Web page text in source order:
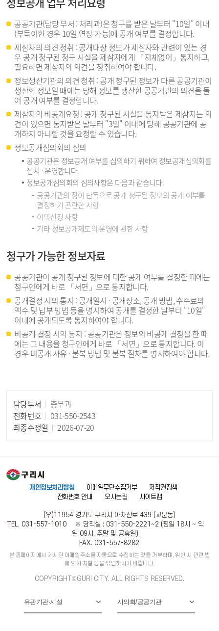
공공기관(담당 부서 : 처리과)은 청구를 받은 날부터 "10일" 이내
(부득이한 경우 10일 연장 가능)에 공개 여부를 결정합니다.
제삼자의 의견 청취 : 공개대상 정보가 제삼자와 관련이 있는 경
우 공개 청구된 청구 사실을 제삼자에게 「지체없이」통지하고,
필요하면 제삼자의 의견을 청취하여야 합니다.
정보생산기관의 의견 청취 : 공개 청구된 정보가 다른 공공기관이
생산한 정보일 때에는 당해 정보를 생산한 공공기관의 의견을 들
어 공개 여부를 결정합니다.
제삼자의 비공개요청 : 공개 청구된 사실을 통지받은 제삼자는 의
견이 있으면 통지받은 날부터 "3일" 이내에 당해 공공기관에 공
개하지 아니할 것을 요청할 수 있습니다.
정보공개심의회의 심의
공공기관은 정보공개 여부를 심의하기 위하여 정보공개심의회를
설치 · 운영합니다.
정보공개심의회의 심의사항은 다음과 같습니다.
공공기관의 장이 단독으로 공개 청구된 정보의 공개 여부를
결정하기 곤란한 사항
이의신청 사항
기타 정보공개제도의 운영에 관한 사항
청구가 가능한 정보자료
공공기관이 공개 청구된 정보에 대한 공개 여부를 결정한 때에는
청구인에게 바로 「서면」으로 통지합니다.
공개결정 시의 통지 : 공개일시 · 공개장소, 공개 방법, 수수료의
액수 및 납부 방법 등을 명시하여 공개를 결정한 날부터 "10일"
이내에 공개되도록 통지하여야 합니다.
비공개 결정 시의 통지 : 공공기관은 정보의 비공개 결정을 한 때
에는 그 내용을 청구인에게 바로 「서면」으로 통지합니다. 이
경우 비공개 사유 · 불복 방법 및 불복 절차를 명시하여야 합니다.
담당부서
총무과
전화번호
031-550-2543
최종수정일
2026-07-20
개인정보처리방침 이메일무단수집거부
저작권정책
전화번호 안내
오시는길 사이트맵
(우)11954 경기도 구리시 아차산로 439 (교문동)
TEL. 031-557-1010 ※ 당직실 : 031-550-2221~2 (평일 18시 ~ 익
일 09시, 주말 및 공휴일)
FAX. 031-557-8282
본 홈페이지에서 게시된 이메일주소를 자동으로 수집하는 것을 거부하며, 위반 시 관련 법
에 의거 처벌 등을 유념하시기 바랍니다.
COPYRIGHT©GURI CITY. ALL RIGHTS RESERVED.
유관기관·시설 시의회/공공기관